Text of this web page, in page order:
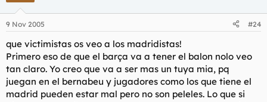
9 Nov 2005 #24
que victimistas os veo a los madridistas!
Primero eso de que el barça va a tener el balon nolo veo
tan claro. Yo creo que va a ser mas un tuya mia, pq
juegan en el bernabeu y jugadores como los que tiene el
madrid pueden estar mal pero no son peleles. Lo que si